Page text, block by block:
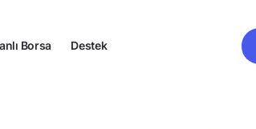
Borsa Destek